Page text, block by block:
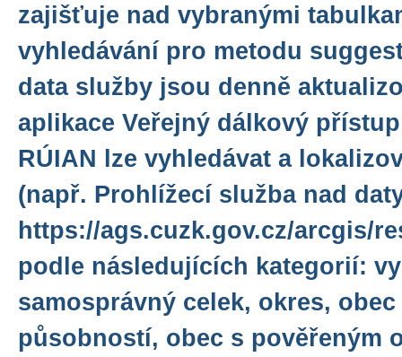
zajišťuje nad vybranými
vyhledávání pro metodu
data služby jsou denně
aplikace Veřejný dálkový
RÚIAN lze vyhledávat a
(např. Prohlížecí služba nad
https://ags.cuzk.gov.cz/arcgis/
podle následujících kategorií:
samosprávný celek, okres,
působností, obec s pověřeným